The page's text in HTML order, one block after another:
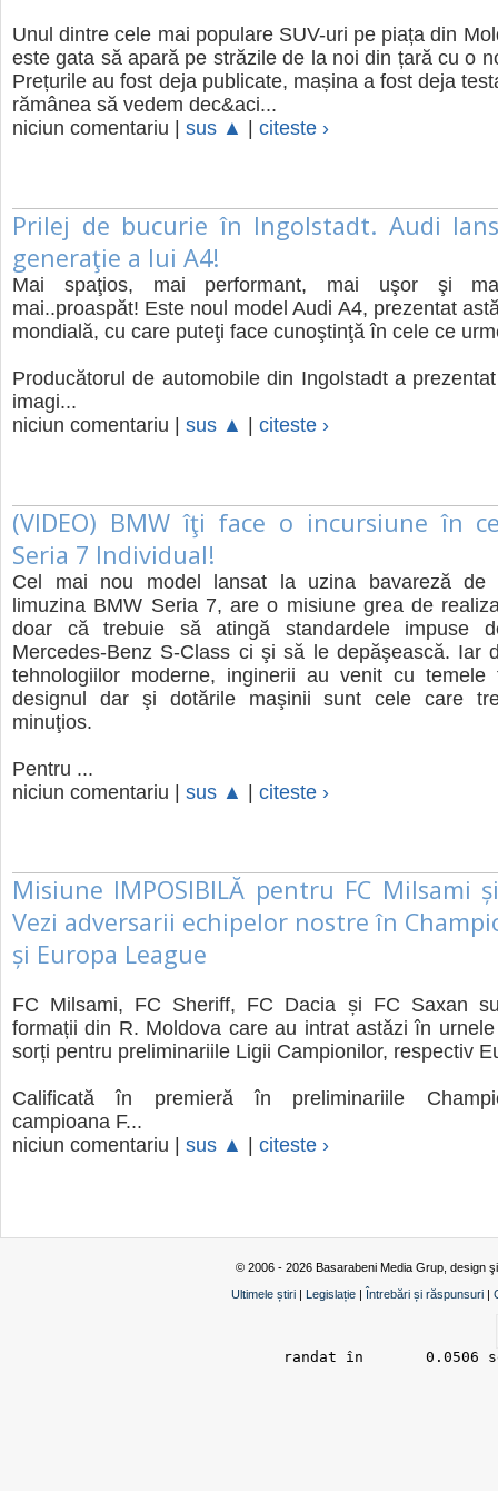
Unul dintre cele mai populare SUV-uri pe piața din
este gata să apară pe străzile de la noi din țară cu o
Prețurile au fost deja publicate, mașina a fost deja
rămânea să vedem dec&aci...
niciun comentariu | sus ▲ citeste ›
Prilej de bucurie în Ingolstadt. Audi
generaţie a lui A4!
Mai spaţios, mai performant, mai uşor şi
mai..proaspăt! Este noul model Audi A4, prezentat
mondială, cu care puteţi face cunoştinţă în cele ce
Producătorul de automobile din Ingolstadt a
imagi...
niciun comentariu | sus ▲ citeste ›
(VIDEO) BMW îţi face o incursiune în
Seria 7 Individual!
Cel mai nou model lansat la uzina bavareză de
limuzina BMW Seria 7, are o misiune grea de
doar că trebuie să atingă standardele impuse
Mercedes-Benz S-Class ci şi să le depăşească. Iar
tehnologiilor moderne, inginerii au venit cu temele
designul dar şi dotările maşinii sunt cele care
minuţios.
Pentru ...
niciun comentariu | sus ▲ citeste ›
Misiune IMPOSIBILĂ pentru FC Milsami
Vezi adversarii echipelor nostre în
și Europa League
FC Milsami, FC Sheriff, FC Dacia și FC Saxan
formații din R. Moldova care au intrat astăzi în
sorți pentru preliminariile Ligii Campionilor, respectiv
Calificată în premieră în preliminariile
campioana F...
niciun comentariu | sus ▲ citeste ›
© 2006 - 2026 Basarabeni Media Grup, design
Ultimele știri | Legislație | Întrebări și răspunsuri |
randat în